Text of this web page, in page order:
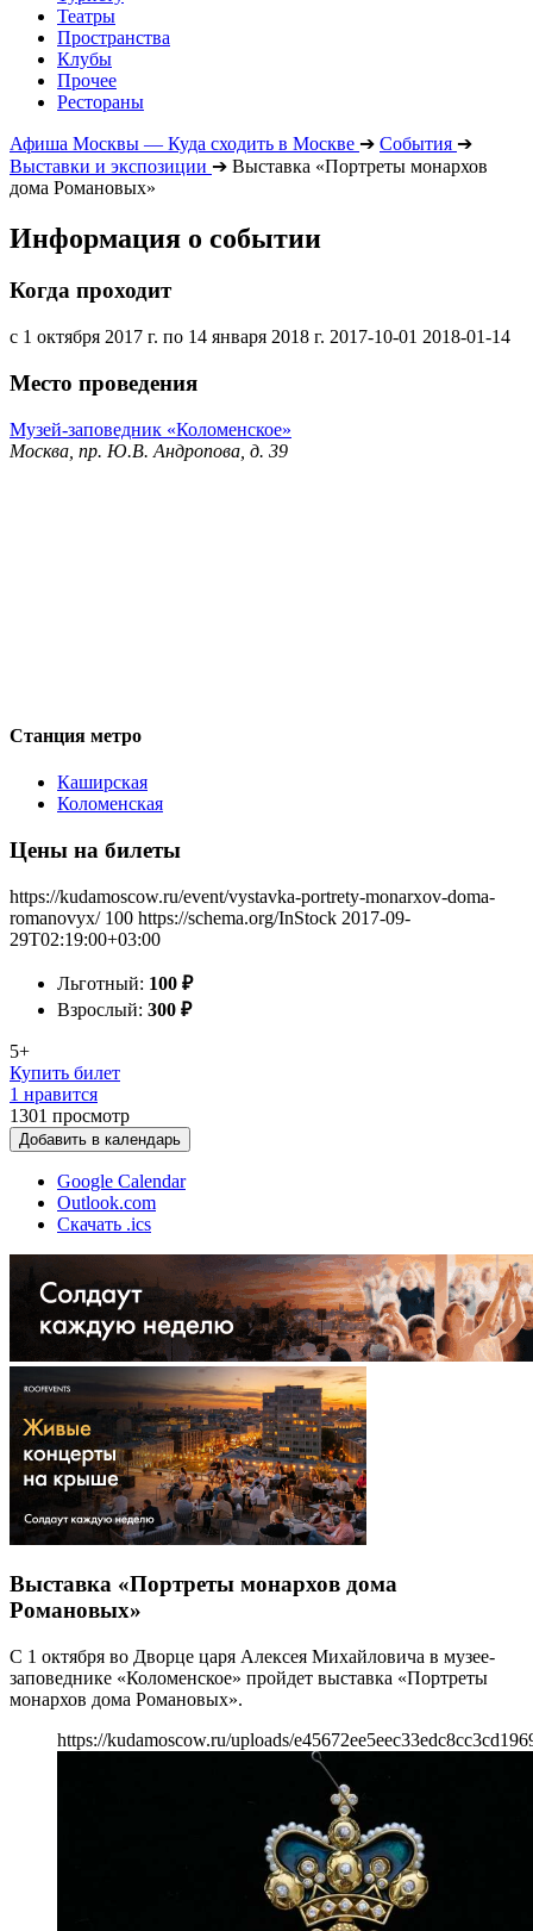
Театры
Пространства
Клубы
Прочее
Рестораны
Афиша Москвы — Куда сходить в Москве ➔ События ➔
Выставки и экспозиции ➔ Выставка «Портреты монархов
дома Романовых»
Информация о событии
Когда проходит
с 1 октября 2017 г. по 14 января 2018 г. 2017-10-01 2018-01-14
Место проведения
Музей-заповедник «Коломенское»
Москва, пр. Ю.В. Андропова, д. 39
Станция метро
Каширская
Коломенская
Цены на билеты
https://kudamoscow.ru/event/vystavka-portrety-monarxov-doma-
romanovyx/ 100 https://schema.org/InStock 2017-09-
29T02:19:00+03:00
Льготный: 100 ₽
Взрослый: 300 ₽
5+
Купить билет
1 нравится
1301 просмотр
Добавить в календарь
Google Calendar
Outlook.com
Скачать .ics
Выставка «Портреты монархов дома
Романовых»
С 1 октября во Дворце царя Алексея Михайловича в музее-
заповеднике «Коломенское» пройдет выставка «Портреты
монархов дома Романовых».
https://kudamoscow.ru/uploads/